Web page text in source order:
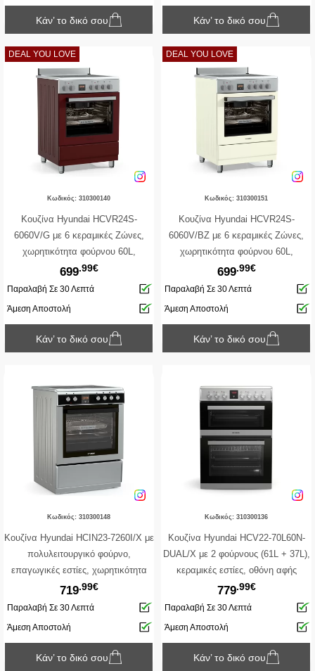
Κάν’ το δικό σου Κάν’ το δικό σου
DEAL YOU LOVE
Κωδικός: 310300140
Κουζίνα Hyundai HCVR24S-
6060V/G με 6 κεραμικές Ζώνες,
χωρητικότητα φούρνου 60L,
μηχανισμό σούβλας και ενεργειακή
κλάση Α
699.99€
Παραλαβή Σε 30 Λεπτά
Άμεση Αποστολή
Κάν’ το δικό σου
DEAL YOU LOVE
Κωδικός: 310300151
Κουζίνα Hyundai HCVR24S-
6060V/BZ με 6 κεραμικές Ζώνες,
χωρητικότητα φούρνου 60L,
μηχανισμό σούβλας και ενεργειακή
κλάση Α
699.99€
Παραλαβή Σε 30 Λεπτά
Άμεση Αποστολή
Κάν’ το δικό σου
Κωδικός: 310300148
Κουζίνα Hyundai HCIN23-7260I/X με
πολυλειτουργικό φούρνο,
επαγωγικές εστίες, χωρητικότητα
φούρνου 69L, 9 λειτουργίες
ψησίματος, μηχανισμό σούβλας και
719.99€
Παραλαβή Σε 30 Λεπτά
Άμεση Αποστολή
Κάν’ το δικό σου
Κωδικός: 310300136
Κουζίνα Hyundai HCV22-70L60N-
DUAL/X με 2 φούρνους (61L + 37L),
κεραμικές εστίες, οθόνη αφής
προγραμματισμού και ενεργειακή
κλάση Α
779.99€
Παραλαβή Σε 30 Λεπτά
Άμεση Αποστολή
Κάν’ το δικό σου